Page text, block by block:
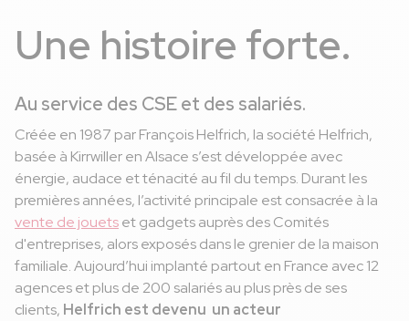
Une histoire forte.
Au service des CSE et des salariés.
Créée en 1987 par François Helfrich, la société Helfrich,
basée à Kirrwiller en Alsace s’est développée avec
énergie, audace et ténacité au fil du temps. Durant les
premières années, l’activité principale est consacrée à la
vente de jouetset gadgets auprès des Comités
d'entreprises, alors exposés dans le grenier de la maison
familiale. Aujourd’hui implanté partout en France avec 12
agences et plus de 200 salariés au plus près de ses
clients, Helfrich est devenu un acteur